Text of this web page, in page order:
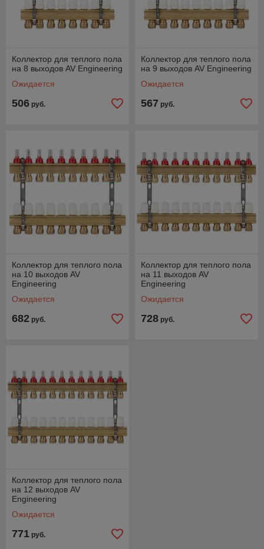
Коллектор для теплого пола
на 8 выходов AV Engineering
Ожидается
506 руб.
Коллектор для теплого пола
на 9 выходов AV Engineering
Ожидается
567 руб.
Коллектор для теплого пола
на 10 выходов AV
Engineering
Ожидается
682 руб.
Коллектор для теплого пола
на 11 выходов AV
Engineering
Ожидается
728 руб.
Коллектор для теплого пола
на 12 выходов AV
Engineering
Ожидается
771 руб.